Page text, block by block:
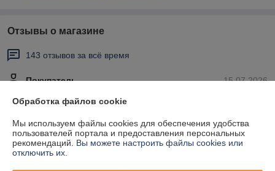
Отзывы о магазине
143 отзывов за всё время
15.07.2026
Покупатель
Отлично
Привезли быстро. Качество ок.
Покупатель
Обработка файлов cookie
Мы используем файлы cookies для обеспечения удобства
пользователей портала и предоставления персональных
рекомендаций. Вы можете настроить файлы cookies или
отключить их.